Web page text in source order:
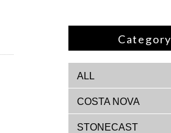
Category
ALL
COSTA NOVA
STONECAST